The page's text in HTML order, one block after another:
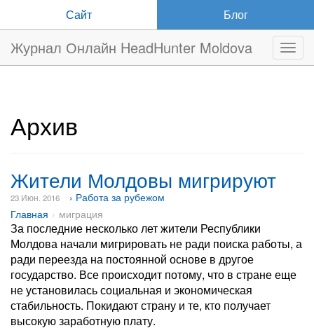
Сайт Блог
Журнал Онлайн HeadHunter Moldova
Архив
Жители Молдовы мигрируют
23 Июн. 2016
› Работа за рубежом
Главная
миграция
За последние несколько лет жители Республики
Молдова начали мигрировать не ради поиска работы, а
ради переезда на постоянной основе в другое
государство. Все происходит потому, что в стране еще
не установилась социальная и экономическая
стабильность. Покидают страну и те, кто получает
высокую заработную плату.